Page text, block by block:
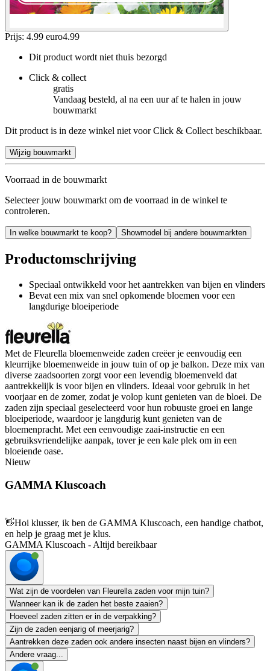
Prijs: 4.99 euro4.99
Dit product wordt niet thuis bezorgd
Click & collect
gratis
Vandaag besteld, al na een uur af te halen in jouw
bouwmarkt
Dit product is in deze winkel niet voor Click & Collect beschikbaar.
Wijzig bouwmarkt
Voorraad in de bouwmarkt
Selecteer jouw bouwmarkt om de voorraad in de winkel te
controleren.
In welke bouwmarkt te koop? Showmodel bij andere bouwmarkten
Productomschrijving
Speciaal ontwikkeld voor het aantrekken van bijen en vlinders
Bevat een mix van snel opkomende bloemen voor een
langdurige bloeiperiode
Met de Fleurella bloemenweide zaden creëer je eenvoudig een
kleurrijke bloemenweide in jouw tuin of op je balkon. Deze mix van
diverse zaadsoorten zorgt voor een levendig bloemenveld dat
aantrekkelijk is voor bijen en vlinders. Ideaal voor gebruik in het
voorjaar en de zomer, zodat je volop kunt genieten van de bloei. De
zaden zijn speciaal geselecteerd voor hun robuuste groei en lange
bloeiperiode, waardoor je langdurig kunt genieten van de
bloemenpracht. Met een eenvoudige zaai-instructie en een
gebruiksvriendelijke aanpak, tover je een kale plek om in een
bloeiende oase.
Nieuw
GAMMA Kluscoach
👋Hoi klusser, ik ben de GAMMA Kluscoach, een handige chatbot,
en help je graag met je klus.
GAMMA Kluscoach - Altijd bereikbaar
Wat zijn de voordelen van Fleurella zaden voor mijn tuin?
Wanneer kan ik de zaden het beste zaaien?
Hoeveel zaden zitten er in de verpakking?
Zijn de zaden eenjarig of meerjarig?
Aantrekken deze zaden ook andere insecten naast bijen en vlinders?
Andere vraag...